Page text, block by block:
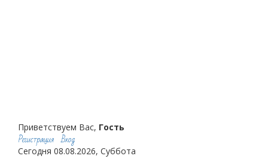
Приветствуем Вас, Гость
Регистрация Вход
Сегодня 08.08.2026, Суббота